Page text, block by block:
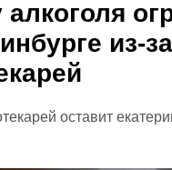
из-за
оставит